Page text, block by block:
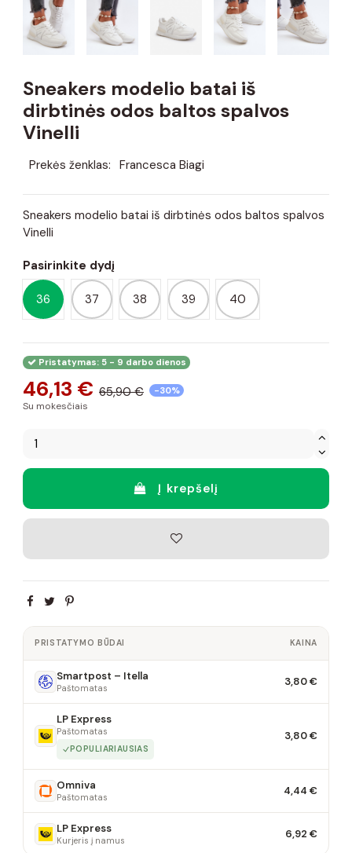
Sneakers modelio batai iš
dirbtinės odos baltos spalvos
Vinelli
Prekės ženklas: Francesca Biagi
Sneakers modelio batai iš dirbtinės odos baltos spalvos
Vinelli
Pasirinkite dydį
36 37 38 39 40
Pristatymas: 5 - 9 darbo dienos
46,13 € 65,90 € -30%
Su mokesčiais
Į krepšelį
PRISTATYMO BŪDAI KAINA
Smartpost – Itella
Paštomatas 3,80 €
LP Express
Paštomatas
POPULIARIAUSIAS
3,80 €
Omniva
Paštomatas 4,44 €
LP Express
Kurjeris į namus 6,92 €